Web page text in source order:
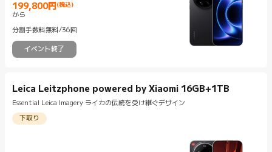
199,800円 (税込)
Current Price 円199800
から
分割手数料無料/36回
イベント終了
Leica Leitzphone powered by Xiaomi 16GB+1TB
Essential Leica Imagery ライカの伝統を受け継ぐデザイン
下取り